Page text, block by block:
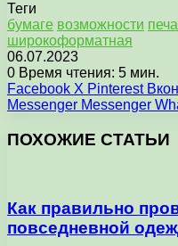
Теги
бумаге возможности
широкоформатная
06.07.2023
0 Время чтения: 5 мин.
Facebook X Pinterest
Messenger Messenger
ПОХОЖИЕ СТАТЬИ
Как правильно
повседневной